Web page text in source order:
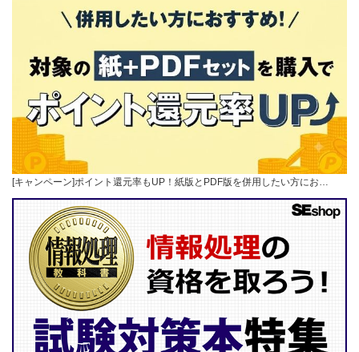
[キャンペーン]ポイント還元率もUP！紙版とPDF版を併用したい方にお…